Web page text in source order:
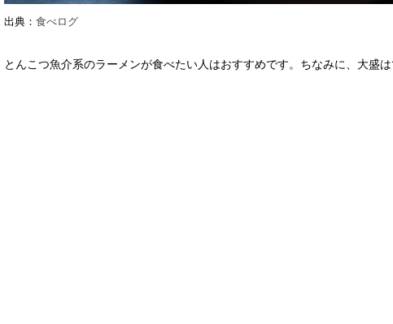
出典： 食べログ
とんこつ魚介系のラーメンが食べたい人はおすすめです。ちなみに、大盛は